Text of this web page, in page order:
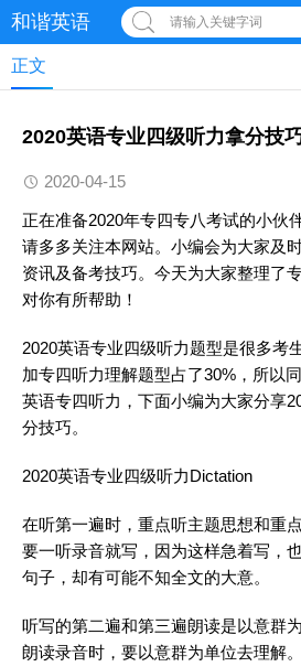
和谐英语 请输入关键字词
正文
2020英语专业四级听力拿分技
2020-04-15
正在准备2020年专四专八考试的小伙
请多多关注本网站。小编会为大家及
资讯及备考技巧。今天为大家整理了
对你有所帮助！
2020英语专业四级听力题型是很多考
加专四听力理解题型占了30%，所以
英语专四听力 ，下面小编为大家分享
分技巧。
2020英语专业四级听力Dictation
在听第一遍时，重点听主题思想和重
要一听录音就写，因为这样急着写，
句子，却有可能不知全文的大意。
听写的第二遍和第三遍朗读是以意群
朗读录音时，要以意群为单位去理解